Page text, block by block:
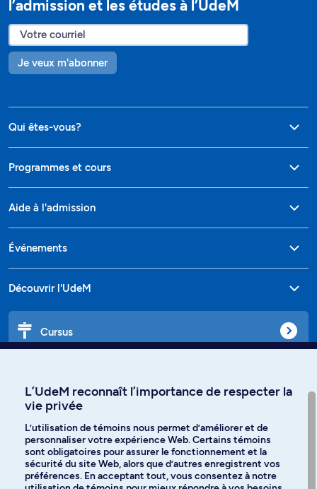
l’admission et les études à l’UdeM
Je veux m'abonner
Qui êtes-vous?
Programmes et cours
Aide à l'admission
Événements
Découvrir l'UdeM
Cursus
Langues
L’UdeM reconnaît l’importance de respecter la
vie privée
L’utilisation de témoins nous permet d’améliorer et de
personnaliser votre expérience Web. Certains témoins
sont obligatoires pour assurer le fonctionnement et la
sécurité du site Web, alors que d’autres enregistrent vos
préférences. En acceptant tout, vous consentez à notre